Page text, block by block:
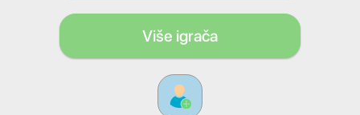
Više igrača